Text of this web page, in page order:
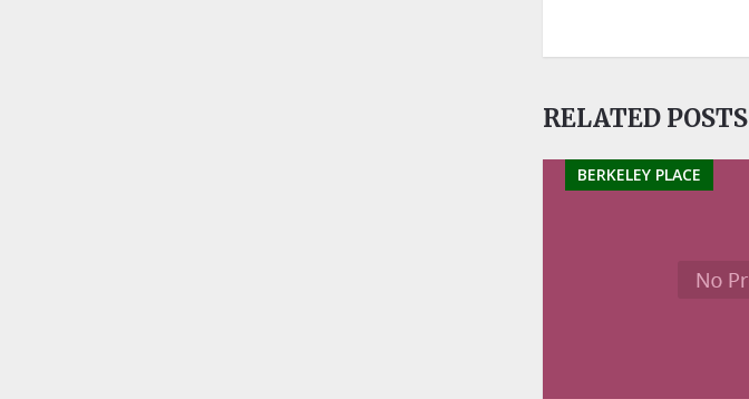
RELATED POSTS
BERKELEY PLACE